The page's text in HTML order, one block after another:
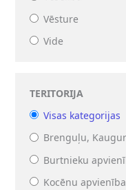
Vēsture
Vide
TERITORIJA
Visas kategorijas
Brenguļu,
Burtnieku
Kocēnu apvienība